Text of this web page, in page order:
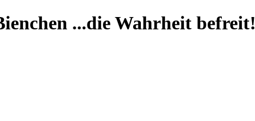
...die Wahrheit befreit!